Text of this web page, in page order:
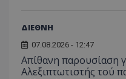
ΔΙΕΘΝΗ
07.08.2026 - 12:47
Απίθανη παρουσίαση
Αλεξιπτωτιστής τού